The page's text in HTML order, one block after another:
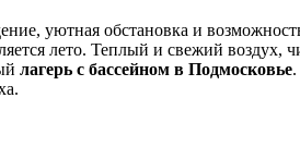
уютная обстановка и
лето. Теплый и свежий воздух,
лагерь с бассейном в Подмосковье